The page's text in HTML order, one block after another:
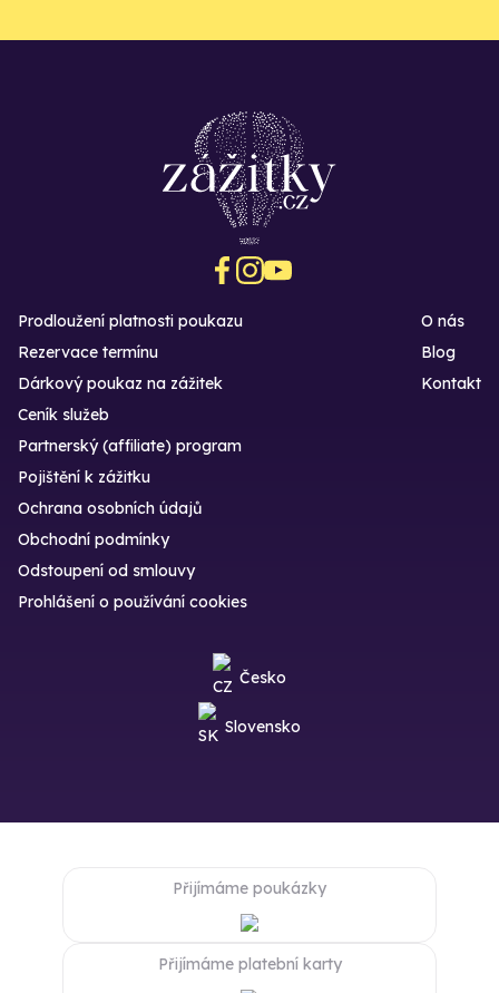
Prodloužení platnosti poukazu
Rezervace termínu
Dárkový poukaz na zážitek
O nás
Blog
Kontakt
Ceník služeb
Partnerský (affiliate) program
Pojištění k zážitku
Ochrana osobních údajů
Obchodní podmínky
Odstoupení od smlouvy
Prohlášení o používání cookies
Česko
Slovensko
Přijímáme poukázky
Přijímáme platební karty